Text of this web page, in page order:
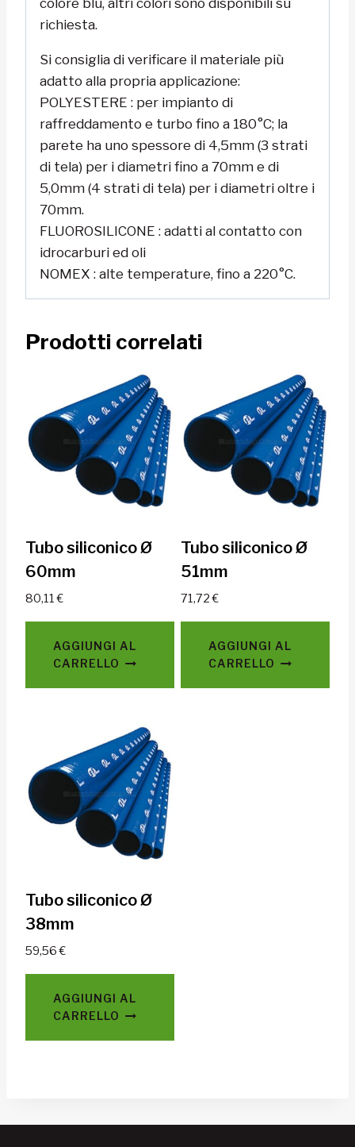
colore blu, altri colori sono disponibili su
richiesta.
Si consiglia di verificare il materiale più
adatto alla propria applicazione:
POLYESTERE : per impianto di
raffreddamento e turbo fino a 180°C; la
parete ha uno spessore di 4,5mm (3 strati
di tela) per i diametri fino a 70mm e di
5,0mm (4 strati di tela) per i diametri oltre i
70mm.
FLUOROSILICONE : adatti al contatto con
idrocarburi ed oli
NOMEX : alte temperature, fino a 220°C.
Prodotti correlati
Tubo siliconico Ø
60mm
80,11€
AGGIUNGI AL
CARRELLO
Tubo siliconico Ø
51mm
71,72€
AGGIUNGI AL
CARRELLO
Tubo siliconico Ø
38mm
59,56€
AGGIUNGI AL
CARRELLO